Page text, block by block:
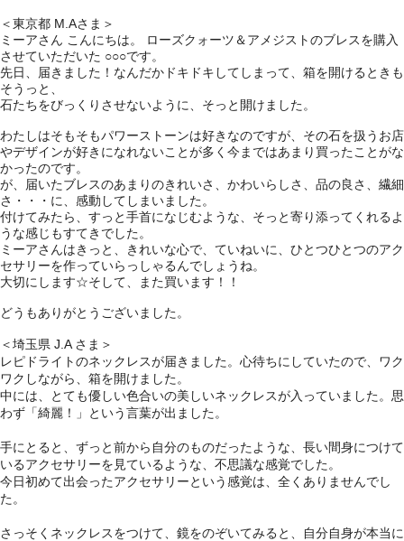
＜東京都 M.Aさま＞
ミーアさん こんにちは。 ローズクォーツ＆アメジストのブレスを購入
させていただいた ○○○です。
先日、届きました！なんだかドキドキしてしまって、箱を開けるときも
そうっと、
石たちをびっくりさせないように、そっと開けました。
わたしはそもそもパワーストーンは好きなのですが、その石を扱うお店
やデザインが好きになれないことが多く今まではあまり買ったことがな
かったのです。
が、届いたブレスのあまりのきれいさ、かわいらしさ、品の良さ、繊細
さ・・・に、感動してしまいました。
付けてみたら、すっと手首になじむような、そっと寄り添ってくれるよ
うな感じもすてきでした。
ミーアさんはきっと、きれいな心で、ていねいに、ひとつひとつのアク
セサリーを作っていらっしゃるんでしょうね。
大切にします☆そして、また買います！！
どうもありがとうございました。
＜埼玉県 J.A さま＞
レピドライトのネックレスが届きました。心待ちにしていたので、ワク
ワクしながら、箱を開けました。
中には、とても優しい色合いの美しいネックレスが入っていました。思
わず「綺麗！」という言葉が出ました。
手にとると、ずっと前から自分のものだったような、長い間身につけて
いるアクセサリーを見ているような、不思議な感覚でした。
今日初めて出会ったアクセサリーという感覚は、全くありませんでし
た。
さっそくネックレスをつけて、鏡をのぞいてみると、自分自身が本当に